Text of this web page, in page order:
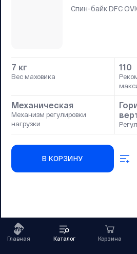
Главная Каталог Корзина
Спин-байк DFC
7 кг
Вес маховика
110
Механическая
Механизм регулировки
нагрузки
В КОРЗИНУ